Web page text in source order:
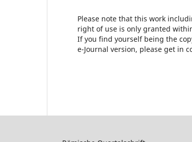
Please note that this work
right of use is only granted
If you find yourself being the
e-Journal version, please get in